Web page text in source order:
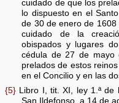
cuidado de que los
lo dispuesto en el
de 30 de enero de 1608
cuidado de la
obispados y lugares
cédula de 27 de mayo
prelados de estos
en el Concilio y en las
{5} Libro I, tit. XI, ley 1.ª
San Ildefonso, a 14 de